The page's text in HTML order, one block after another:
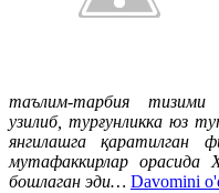
таълим-тарбия тизими
узилиб, турғунликка юз
янгилашга қаратилган
мутафаккирлар орасида
бошлаган эди… Davomini